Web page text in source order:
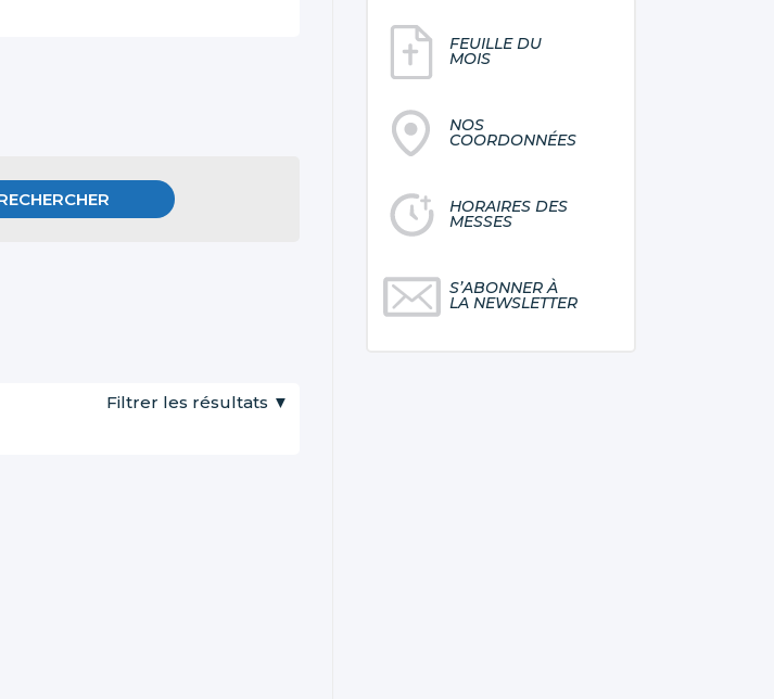
Filtrer les résultats
FEUILLE DU
MOIS
NOS
COORDONNÉES
HORAIRES DES
MESSES
S’ABONNER À
LA NEWSLETTER